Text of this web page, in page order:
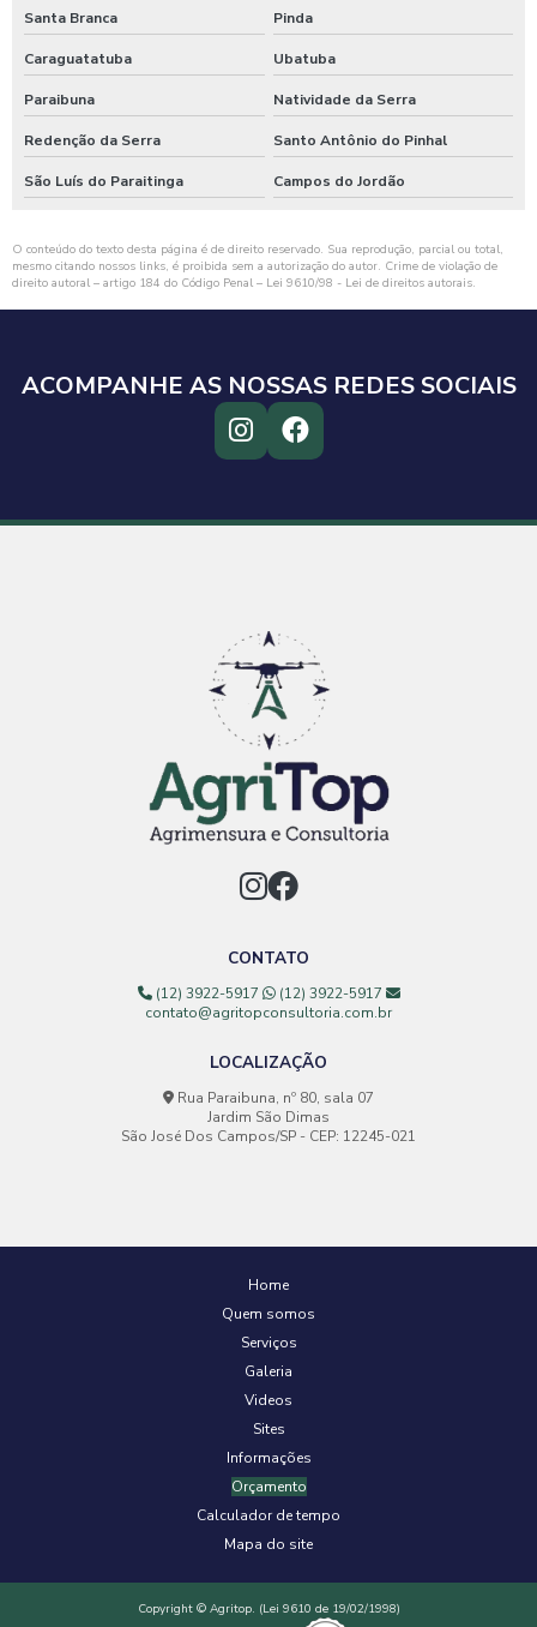
Santa Branca Pinda
Caraguatatuba Ubatuba
Paraibuna Natividade da Serra
Redenção da Serra Santo Antônio do Pinhal
São Luís do Paraitinga Campos do Jordão
O conteúdo do texto desta página é de direito reservado. Sua reprodução, parcial ou total,
mesmo citando nossos links, é proibida sem a autorização do autor. Crime de violação de
direito autoral – artigo 184 do Código Penal – Lei 9610/98 - Lei de direitos autorais.
ACOMPANHE AS NOSSAS REDES SOCIAIS
CONTATO
(12) 3922-5917
(12) 3922-5917
contato@agritopconsultoria.com.br
LOCALIZAÇÃO
Rua Paraibuna, nº 80, sala 07
Jardim São Dimas
São José Dos Campos/SP - CEP: 12245-021
Home
Quem somos
Serviços
Galeria
Videos
Sites
Informações
Orçamento
Calculador de tempo
Mapa do site
Copyright © Agritop. (Lei 9610 de 19/02/1998)